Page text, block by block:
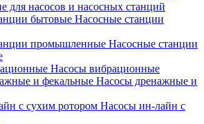
для насосов и насосных станций
Насосные станции
Насосные станции
Насосы вибрационные
Насосы дренажные и
Насосы ин-лайн с